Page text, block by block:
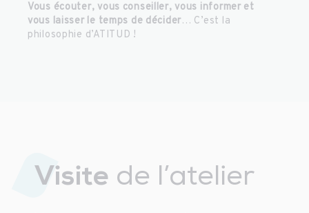
Vous écouter, vous conseiller, vous informer et
vous laisser le temps de décider… C’est la
philosophie d’ATITUD !
Visite de l’atelier